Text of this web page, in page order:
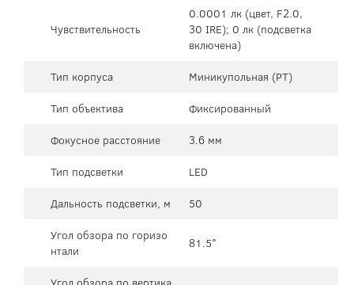
Чувствительность
0.0001 лк (цвет, F2.0,
30 IRE); 0 лк (подсветка
включена)
Тип корпуса
Миникупольная (PT)
Тип объектива
Фиксированный
Фокусное расстояние
3.6 мм
Тип подсветки
LED
Дальность подсветки, м
50
Угол обзора по горизо
нтали
81.5°